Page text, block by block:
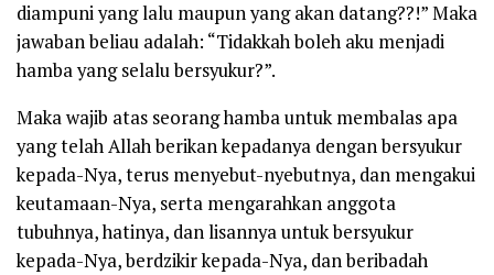
diampuni yang lalu maupun yang akan datang??!” Maka
jawaban beliau adalah: “Tidakkah boleh aku menjadi
hamba yang selalu bersyukur?”.
Maka wajib atas seorang hamba untuk membalas apa
yang telah Allah berikan kepadanya dengan bersyukur
kepada-Nya, terus menyebut-nyebutnya, dan mengakui
keutamaan-Nya, serta mengarahkan anggota
tubuhnya, hatinya, dan lisannya untuk bersyukur
kepada-Nya, berdzikir kepada-Nya, dan beribadah